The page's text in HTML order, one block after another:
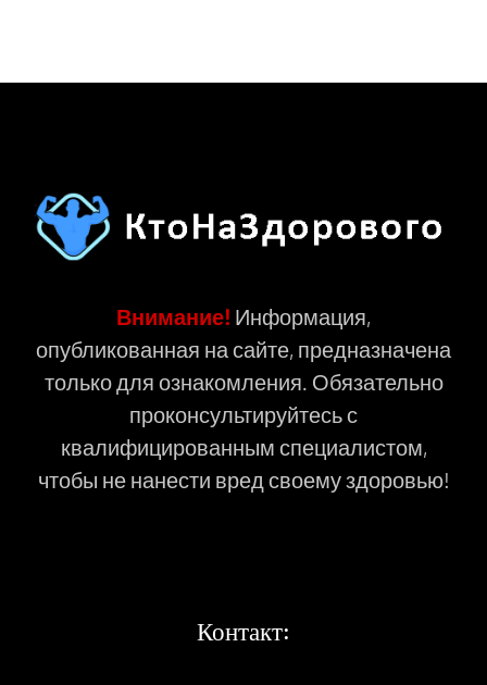
Внимание! Информация,
опубликованная на сайте, предназначена
только для ознакомления. Обязательно
проконсультируйтесь с
квалифицированным специалистом,
чтобы не нанести вред своему здоровью!
Контакт: